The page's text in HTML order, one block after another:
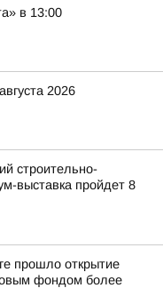
в 13:00
2026
строительно-
выставка пройдет 8
прошло открытие
фондом более